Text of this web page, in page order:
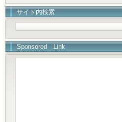
サイト内検索
Sponsored Link